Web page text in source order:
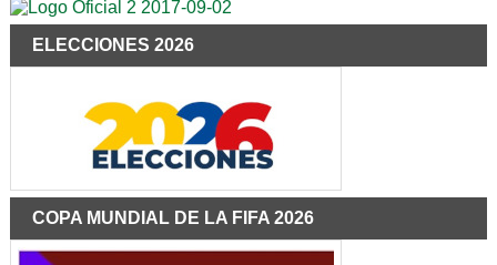
ELECCIONES 2026
COPA MUNDIAL DE LA FIFA 2026